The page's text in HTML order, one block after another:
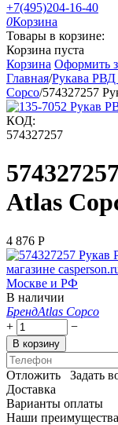
+7(495)204-16-40
0Корзина
Товары в корзине:
Корзина пуста
Корзина Оформить
Главная/Рукава РВД
Copco/574327257
КОД:
574327257
Atlas
4 876 Р
В наличии
БрендAtlas Copco
+
−
В корзину
Отложить
Задать
Доставка
Варианты оплаты
Наши преимущества